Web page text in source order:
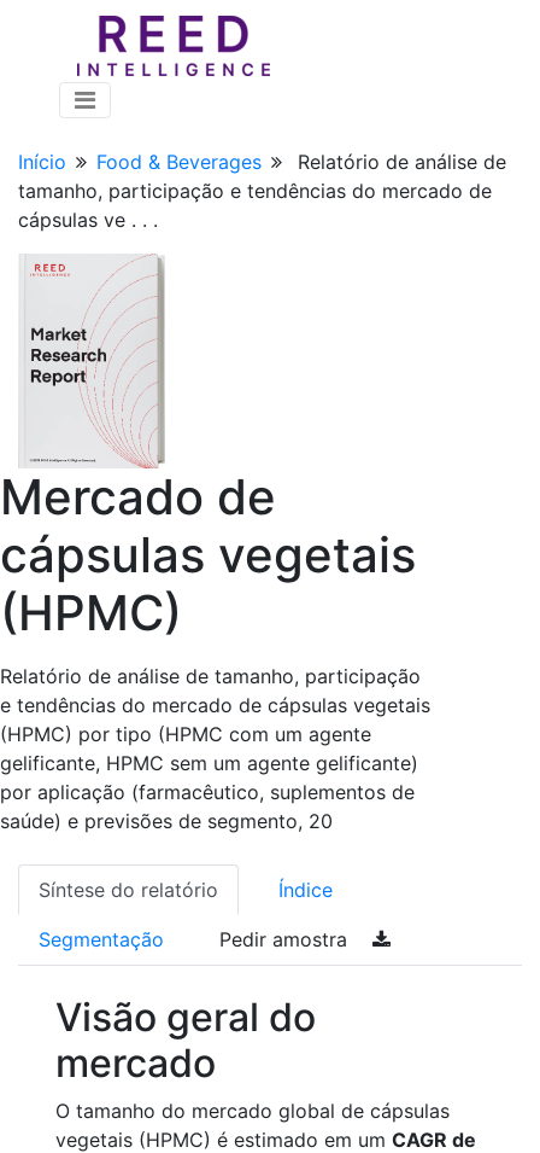
Início Food & Beverages
Relatório de análise de
tamanho, participação e tendências do mercado de
cápsulas ve . . .
Mercado de
cápsulas vegetais
(HPMC)
Relatório de análise de tamanho, participação
e tendências do mercado de cápsulas vegetais
(HPMC) por tipo (HPMC com um agente
gelificante, HPMC sem um agente gelificante)
por aplicação (farmacêutico, suplementos de
saúde) e previsões de segmento, 20
Síntese do relatório Índice
Segmentação Pedir amostra
Visão geral do
mercado
O tamanho do mercado global de cápsulas
vegetais (HPMC) é estimado em um CAGR de